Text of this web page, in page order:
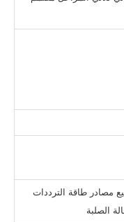
مصادر طاقة الترددات
الصلبة